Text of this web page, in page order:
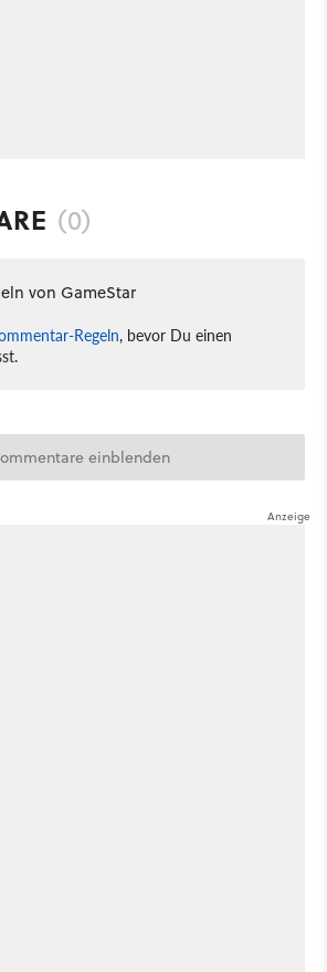
(0)
von GameStar
Regeln, bevor Du einen
einblenden